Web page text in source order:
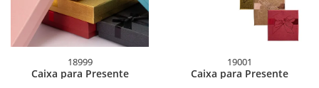
18999
Caixa para Presente
19001
Caixa para Presente